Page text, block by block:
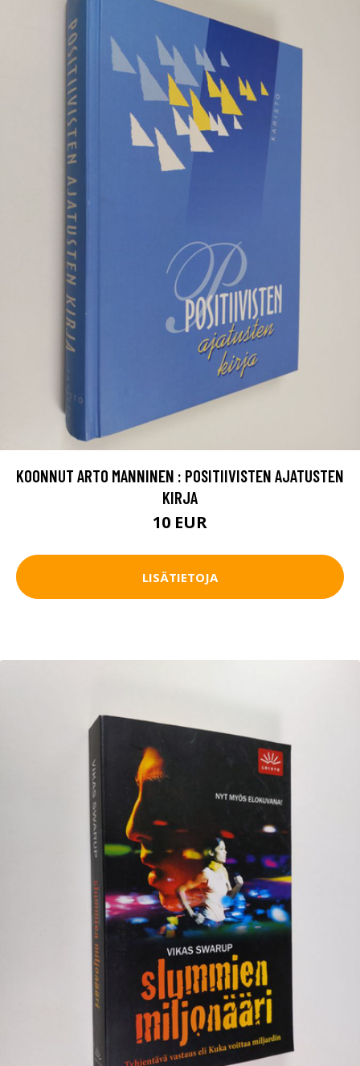
KOONNUT ARTO MANNINEN : POSITIIVISTEN AJATUSTEN
KIRJA
10 EUR
LISÄTIETOJA